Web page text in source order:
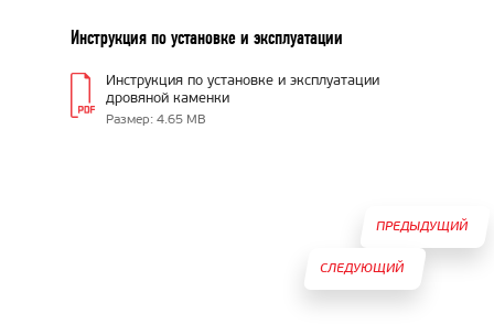
Инструкция по установке и эксплуатации
Инструкция по установке и эксплуатации
дровяной каменки
Размер: 4.65 MB
ПРЕДЫДУЩИЙ
ТОВАР
СЛЕДУЮЩИЙ